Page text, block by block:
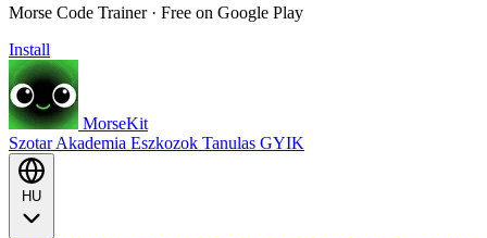
Morse Code Trainer · Free on Google Play
Install
MorseKit
SzotarAkademia Eszkozok Tanulas GYIK